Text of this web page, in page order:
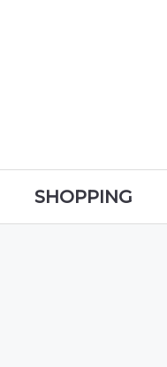
SHOPPING